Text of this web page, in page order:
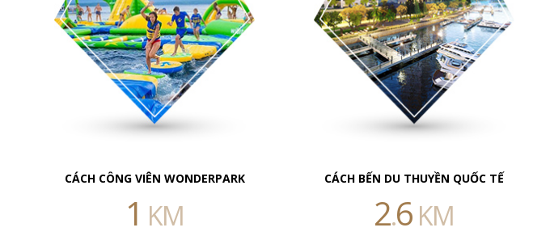
CÁCH CÔNG VIÊN WONDERPARK
1 KM
CÁCH BẾN DU THUYỀN QUỐC TẾ
2.6 KM